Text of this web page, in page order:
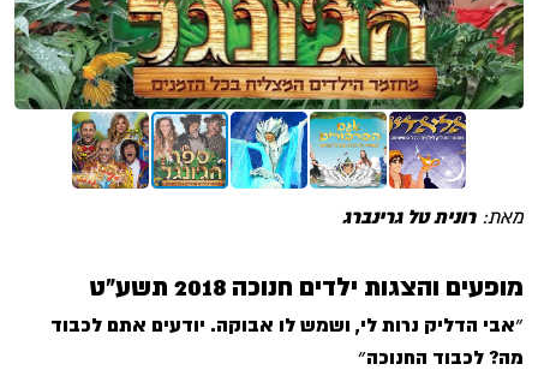
מאת:רונית טל גרינברג
מופעים והצגות ילדים חנוכה 2018 תשע"ט
״אבי הדליק נרות לי, ושמש לו אבוקה. יודעים אתם לכבוד
מה? לכבוד החנוכה״